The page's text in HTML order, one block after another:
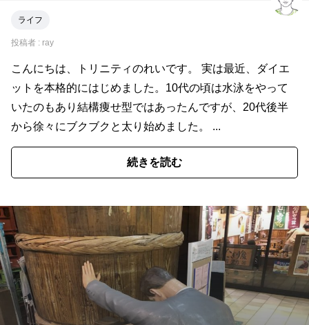
ライフ
投稿者 : ray
こんにちは、トリニティのれいです。 実は最近、ダイエ
ットを本格的にはじめました。10代の頃は水泳をやって
いたのもあり結構痩せ型ではあったんですが、20代後半
から徐々にブクブクと太り始めました。 ...
続きを読む